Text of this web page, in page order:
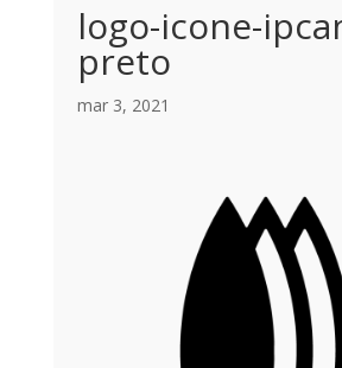
logo-icone-
preto
mar 3, 2021